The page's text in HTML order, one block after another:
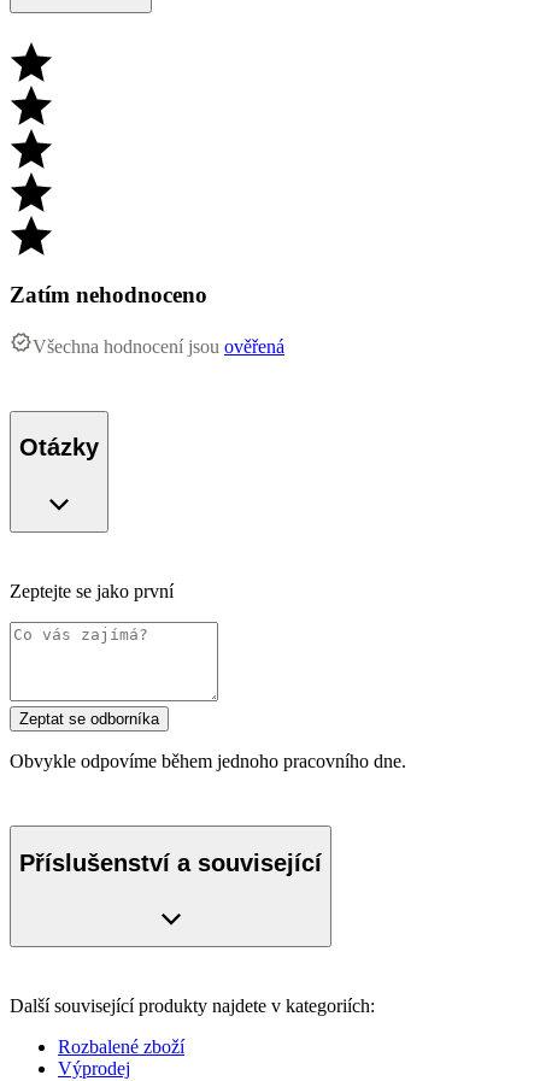
Zatím nehodnoceno
Všechna hodnocení jsou ověřená
Otázky
Zeptejte se jako první
Zeptat se odborníka
Obvykle odpovíme během jednoho pracovního dne.
Příslušenství a související
Další související produkty najdete v kategoriích:
Rozbalené zboží
Výprodej